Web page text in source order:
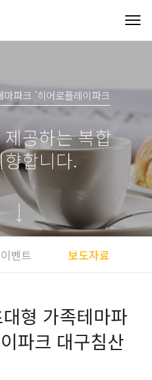
파크 '히어로플레이파크
공하는 복합
합니다.
이벤트 보도자료
형 가족테마파
파크 대구침산